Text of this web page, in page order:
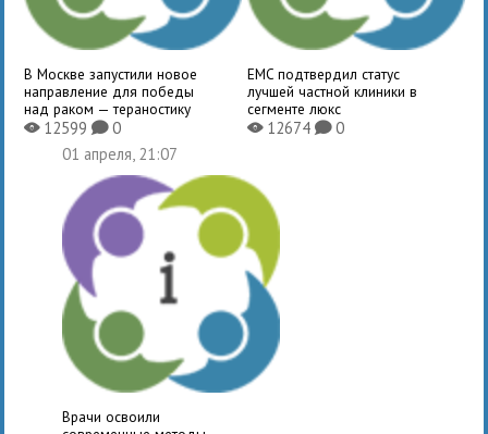
В Москве запустили новое
направление для победы
над раком — тераностику
X12599K0
EMC подтвердил статус
лучшей частной клиники в
сегменте люкс
X12674 K0
01 апреля, 21:07
Врачи освоили